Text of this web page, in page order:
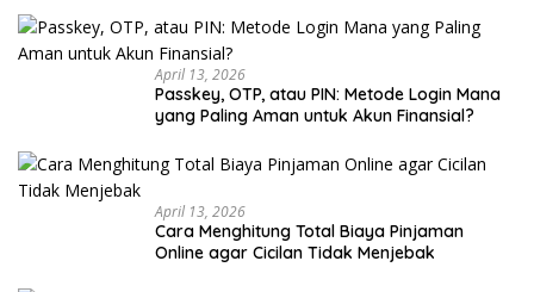
April 13, 2026
Passkey, OTP, atau PIN: Metode Login Mana
yang Paling Aman untuk Akun Finansial?
April 13, 2026
Cara Menghitung Total Biaya Pinjaman
Online agar Cicilan Tidak Menjebak